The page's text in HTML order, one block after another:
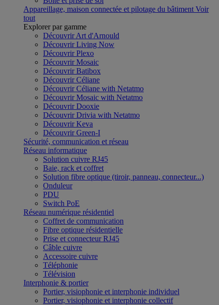
Appareillage, maison connectée et pilotage du bâtiment Voir
tout
Explorer par gamme
Découvrir Art d'Arnould
Découvrir Living Now
Découvrir Plexo
Découvrir Mosaic
Découvrir Batibox
Découvrir Céliane
Découvrir Céliane with Netatmo
Découvrir Mosaic with Netatmo
Découvrir Dooxie
Découvrir Drivia with Netatmo
Découvrir Keva
Découvrir Green-I
Sécurité, communication et réseau
Réseau informatique
Solution cuivre RJ45
Baie, rack et coffret
Solution fibre optique (tiroir, panneau, connecteur...)
Onduleur
PDU
Switch PoE
Réseau numérique résidentiel
Coffret de communication
Fibre optique résidentielle
Prise et connecteur RJ45
Câble cuivre
Accessoire cuivre
Téléphonie
Télévision
Interphonie & portier
Portier, visiophonie et interphonie individuel
Portier, visiophonie et interphonie collectif